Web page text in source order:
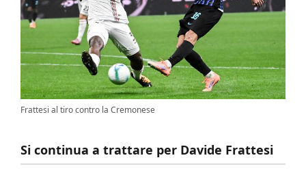
Frattesi al tiro contro la Cremonese
Si continua a trattare per Davide Frattesi